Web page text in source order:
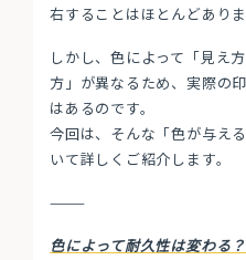
右することはほとんどありま
しかし、色によって「見え
方」が異なるため、実際の
はあるのです。
今回は、そんな「色が与え
いて詳しくご紹介します。
⸻
色によって耐久性は変わる？